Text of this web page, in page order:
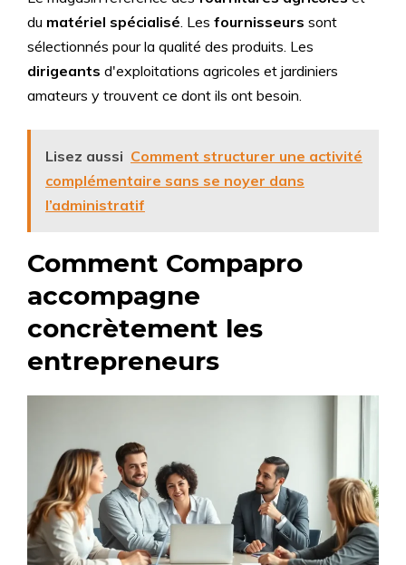
du matériel spécialisé. Les fournisseurs sont
sélectionnés pour la qualité des produits. Les
dirigeants d'exploitations agricoles et jardiniers
amateurs y trouvent ce dont ils ont besoin.
Lisez aussi Comment structurer une activité
complémentaire sans se noyer dans
l’administratif
Comment Compapro
accompagne
concrètement les
entrepreneurs